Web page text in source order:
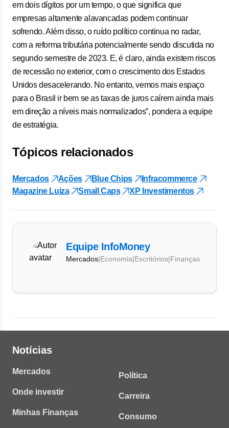
em dois dígitos por um tempo, o que significa que
empresas altamente alavancadas podem continuar
sofrendo. Além disso, o ruído político continua no radar,
com a reforma tributária potencialmente sendo discutida no
segundo semestre de 2023. E, é claro, ainda existem riscos
de recessão no exterior, com o crescimento dos Estados
Unidos desacelerando. No entanto, vemos mais espaço
para o Brasil ir bem se as taxas de juros caírem ainda mais
em direção a níveis mais normalizados”, pondera a equipe
de estratégia.
Tópicos relacionados
Mercados Ações Blue Chips
Infracommerce
Magazine Luiza
Small Caps XP Investimentos
Equipe InfoMoney
Mercados|Economia|Escritórios|Finanças
Notícias
Mercados
Onde investir
Minhas Finanças
Política
Carreira
Consumo